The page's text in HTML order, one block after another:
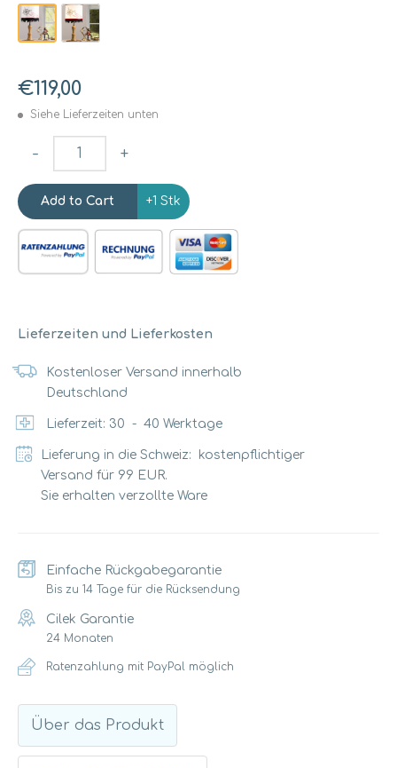
€119,00
Siehe Lieferzeiten unten
- +
+1 Stk
Lieferzeiten und Lieferkosten
Kostenloser Versand innerhalb
Deutschland
Lieferzeit: 30 - 40 Werktage
Lieferung in die Schweiz: kostenpflichtiger
Versand für 99 EUR.
Sie erhalten verzollte Ware
Einfache Rückgabegarantie
Bis zu 14 Tage für die Rücksendung
Cilek Garantie
24 Monaten
Ratenzahlung mit PayPal möglich
Über das Produkt